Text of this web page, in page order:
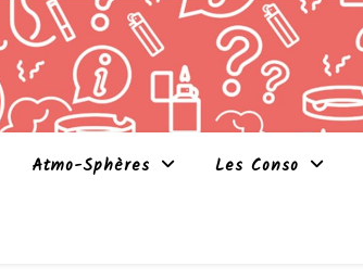
Atmo-Sphères Les Conso